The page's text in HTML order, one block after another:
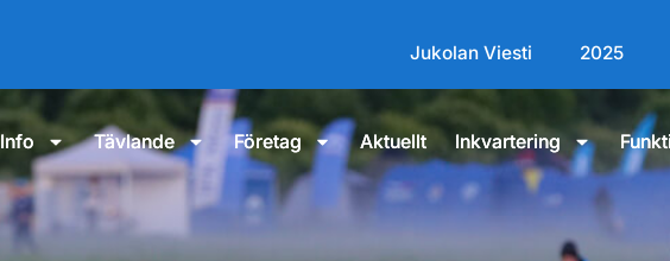
Jukolan Viesti 2025
Info Tävlande Företag Aktuellt Inkvartering